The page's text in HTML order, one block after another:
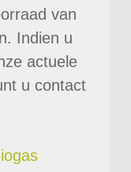
van
Indien u
actuele
u contact